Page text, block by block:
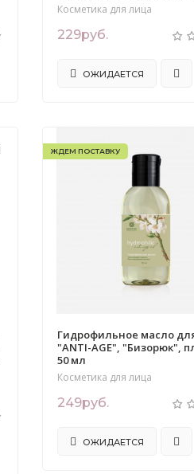
Косметика для лица
229руб.
ОЖИДАЕТСЯ
ЖДЕМ ПОСТАВКУ
Гидрофильное масло
"ANTI-AGE", "Бизорюк",
50 мл
Косметика для лица
249руб.
ОЖИДАЕТСЯ